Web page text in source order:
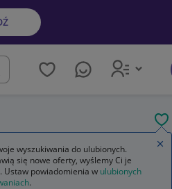
wyszukiwania do ulubionych.
się nowe oferty, wyślemy Ci je
Ustaw powiadomienia w ulubionych
.